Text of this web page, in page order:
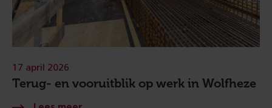
Terug- en vooruitblik op werk in Wolfheze
17 april 2026